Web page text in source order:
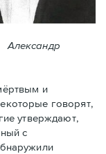
Александр
и
говорят,
утверждают,
с